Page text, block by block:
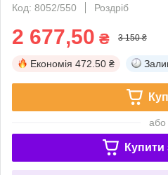
Код: 8052/550
Роздріб
2 677,50 ₴ 3 150 ₴
Економія 472.50 ₴
або
Купити